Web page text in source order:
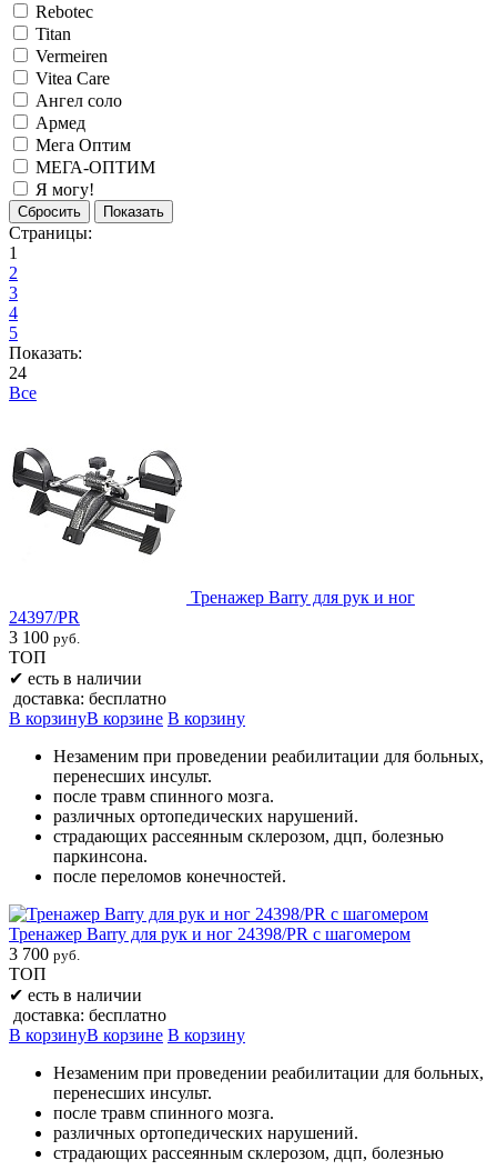
Rebotec
Titan
Vermeiren
Vitea Care
Ангел соло
Армед
Мега Оптим
МЕГА-ОПТИМ
Я могу!
Страницы:
1
2
3
4
5
Показать:
24
Все
Тренажер Barry для рук и ног
24397/PR
3 100 руб.
ТОП
✔ есть в наличии
доставка: бесплатно
В корзинуВ корзине В корзину
Незаменим при проведении реабилитации для больных,
перенесших инсульт.
после травм спинного мозга.
различных ортопедических нарушений.
страдающих рассеянным склерозом, дцп, болезнью
паркинсона.
после переломов конечностей.
Тренажер Barry для рук и ног 24398/PR с шагомером
3 700 руб.
ТОП
✔ есть в наличии
доставка: бесплатно
В корзинуВ корзине В корзину
Незаменим при проведении реабилитации для больных,
перенесших инсульт.
после травм спинного мозга.
различных ортопедических нарушений.
страдающих рассеянным склерозом, дцп, болезнью